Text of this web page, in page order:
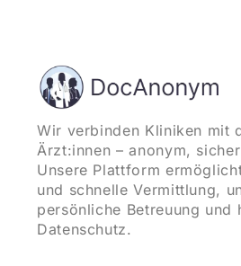
Wir verbinden Kliniken mit
Ärzt:innen – anonym,
Unsere Plattform
und schnelle Vermittlung,
persönliche Betreuung und
Datenschutz.